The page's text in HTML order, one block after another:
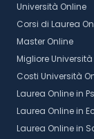
Università Online
Corsi di Laurea
Master Online
Migliore
Costi Università
Laurea Online in
Laurea Online in
Laurea Online in